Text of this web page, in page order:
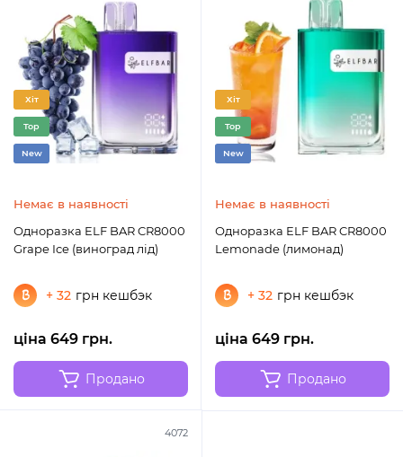
Хіт
Top
New
Немає в наявності
Одноразка ELF BAR CR8000
Grape Ice (виноград лід)
+ 32 грн кешбэк
ціна 649 грн.
Продано
Хіт
Top
New
Немає в наявності
Одноразка ELF BAR CR8000
Lemonade (лимонад)
+ 32 грн кешбэк
ціна 649 грн.
Продано
4072